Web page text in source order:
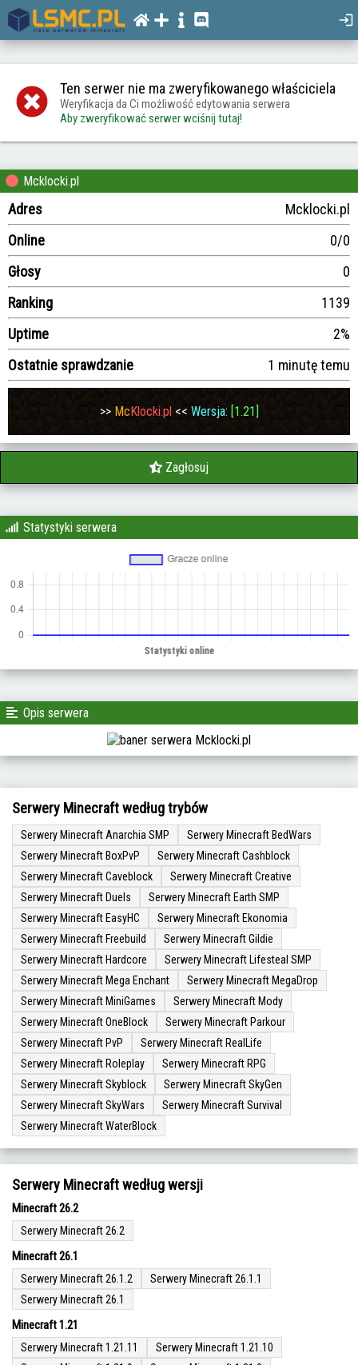
Ten serwer nie ma zweryfikowanego właściciela
Weryfikacja da Ci możliwość edytowania serwera
Aby zweryfikować serwer wciśnij tutaj!
Mcklocki.pl
Adres
Mcklocki.pl
Online
0/0
Głosy
0
Ranking
1139
Uptime
2%
Ostatnie sprawdzanie
1 minutę temu
>> McKlocki.pl<< Wersja: [1.21]
Zagłosuj
Statystyki serwera
Opis serwera
Serwery Minecraft według trybów
Serwery Minecraft Anarchia SMP
Serwery Minecraft BedWars
Serwery Minecraft BoxPvP
Serwery Minecraft Cashblock
Serwery Minecraft Caveblock
Serwery Minecraft Creative
Serwery Minecraft Duels
Serwery Minecraft Earth SMP
Serwery Minecraft EasyHC
Serwery Minecraft Ekonomia
Serwery Minecraft Freebuild
Serwery Minecraft Gildie
Serwery Minecraft Hardcore
Serwery Minecraft Lifesteal SMP
Serwery Minecraft Mega Enchant
Serwery Minecraft MegaDrop
Serwery Minecraft MiniGames
Serwery Minecraft Mody
Serwery Minecraft OneBlock
Serwery Minecraft Parkour
Serwery Minecraft PvP
Serwery Minecraft RealLife
Serwery Minecraft Roleplay
Serwery Minecraft RPG
Serwery Minecraft Skyblock
Serwery Minecraft SkyGen
Serwery Minecraft SkyWars
Serwery Minecraft Survival
Serwery Minecraft WaterBlock
Serwery Minecraft według wersji
Minecraft 26.2
Serwery Minecraft 26.2
Minecraft 26.1
Serwery Minecraft 26.1.2
Serwery Minecraft 26.1.1
Serwery Minecraft 26.1
Minecraft 1.21
Serwery Minecraft 1.21.11
Serwery Minecraft 1.21.10